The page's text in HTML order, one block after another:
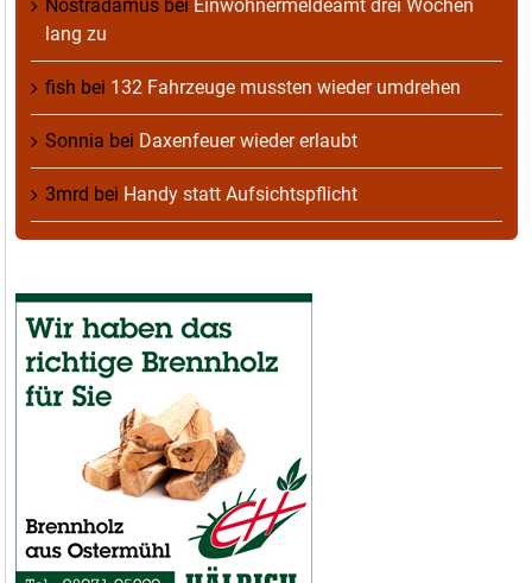
Nostradamus bei Einwohnermeldeamt drei Wochen
lang zu
fish bei 132 Fahrzeuge mussten wieder umdrehen
Sonnia bei Daxenfeuer wieder erlaubt
3mrd bei Handy statt Aufsichtspflicht